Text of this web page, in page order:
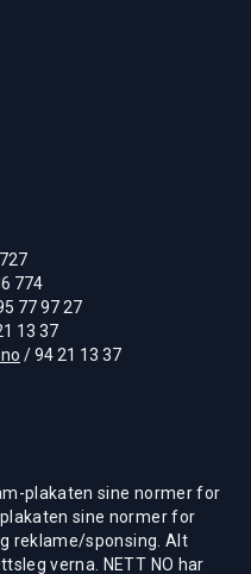
774
77 97 27
13 37
/ 94 21 13 37
plakaten sine normer for
sine normer for
reklame/sponsing. Alt
verna. NETT NO har